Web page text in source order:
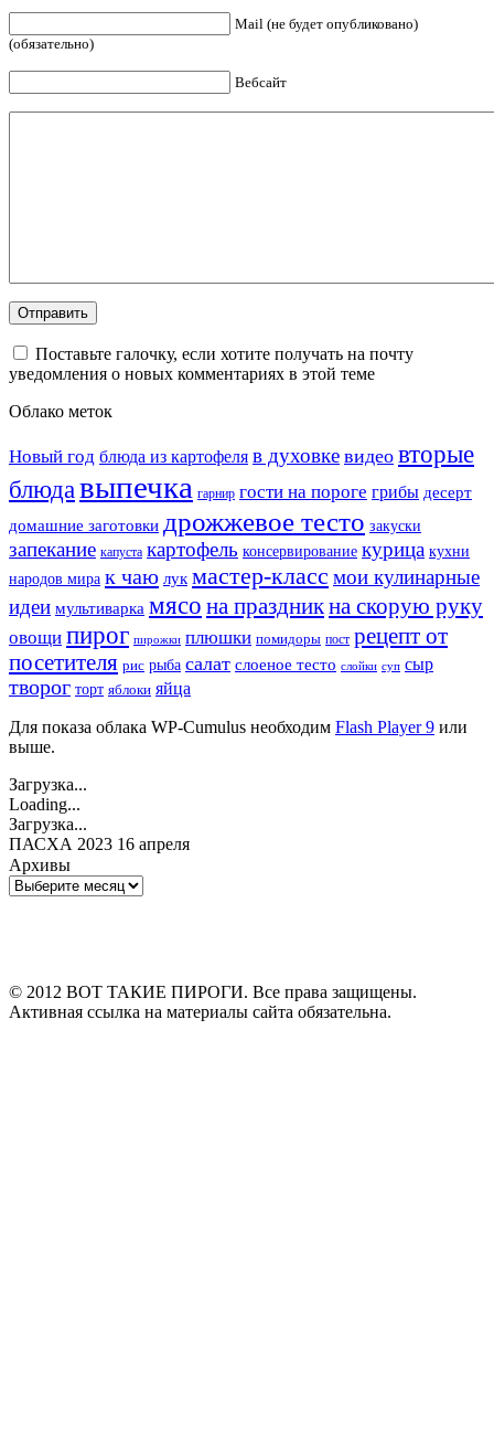
Mail (не будет опубликовано)
(обязательно)
Вебсайт
Поставьте галочку, если хотите получать на почту
уведомления о новых комментариях в этой теме
Облако меток
Новый год блюда из картофеля в духовке видео вторые
блюдавыпечка гарнир гости на пороге грибы десерт
домашние заготовки дрожжевое тесто закуски
запекание капуста картофель консервирование курица кухни
народов мира к чаю лук мастер-класс мои кулинарные
идеи мультиварка мясо на праздникна скорую руку
овощи пирог пирожки плюшки помидоры пост рецепт от
посетителя рис рыба салат слоеное тесто слойки суп сыр
творог торт яблоки яйца
Для показа облака WP-Cumulus необходим Flash Player 9 или
выше.
Загрузка...
Loading...
Загрузка...
ПАСХА 2023 16 апреля
Архивы
Архивы
© 2012 ВОТ ТАКИЕ ПИРОГИ. Все права защищены.
Активная ссылка на материалы сайта обязательна.